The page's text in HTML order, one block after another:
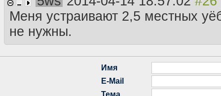
Меня устраивают 2,5 местных
не нужны.